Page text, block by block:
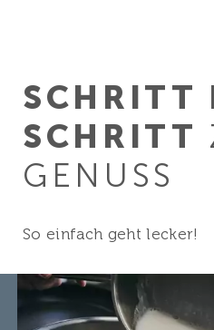
SCHRITT
SCHRITT
GENUSS
So einfach geht lecker!